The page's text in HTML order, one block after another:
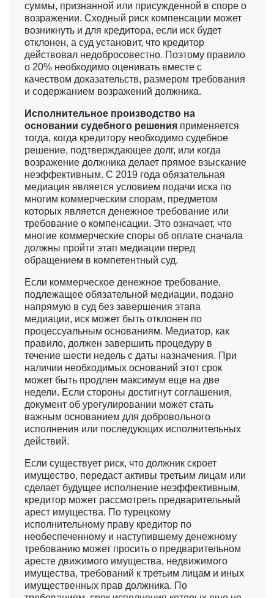
суммы, признанной или присужденной в споре о
возражении. Сходный риск компенсации может
возникнуть и для кредитора, если иск будет
отклонен, а суд установит, что кредитор
действовал недобросовестно. Поэтому правило
о 20% необходимо оценивать вместе с
качеством доказательств, размером требования
и содержанием возражений должника.
Исполнительное производство на
основании судебного решения применяется
тогда, когда кредитору необходимо судебное
решение, подтверждающее долг, или когда
возражение должника делает прямое взыскание
неэффективным. С 2019 года обязательная
медиация является условием подачи иска по
многим коммерческим спорам, предметом
которых является денежное требование или
требование о компенсации. Это означает, что
многие коммерческие споры об оплате сначала
должны пройти этап медиации перед
обращением в компетентный суд.
Если коммерческое денежное требование,
подлежащее обязательной медиации, подано
напрямую в суд без завершения этапа
медиации, иск может быть отклонен по
процессуальным основаниям. Медиатор, как
правило, должен завершить процедуру в
течение шести недель с даты назначения. При
наличии необходимых оснований этот срок
может быть продлен максимум еще на две
недели. Если стороны достигнут соглашения,
документ об урегулировании может стать
важным основанием для добровольного
исполнения или последующих исполнительных
действий.
Если существует риск, что должник скроет
имущество, передаст активы третьим лицам или
сделает будущее исполнение неэффективным,
кредитор может рассмотреть предварительный
арест имущества. По турецкому
исполнительному праву кредитор по
необеспеченному и наступившему денежному
требованию может просить о предварительном
аресте движимого имущества, недвижимого
имущества, требований к третьим лицам и иных
имущественных прав должника. По